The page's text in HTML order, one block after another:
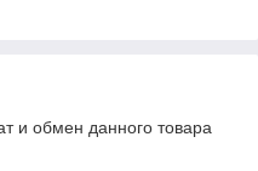
и обмен данного товара